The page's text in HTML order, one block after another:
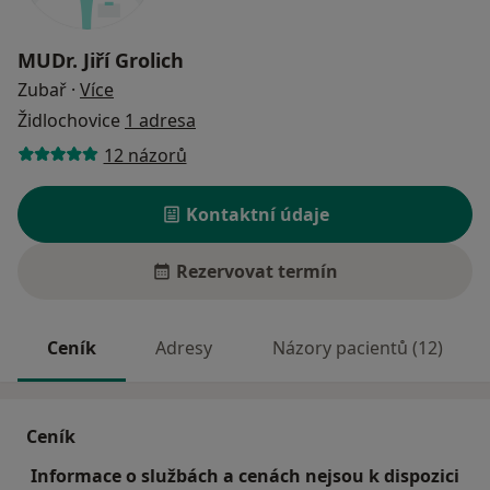
MUDr. Jiří Grolich
Zubař · Více
Židlochovice 1 adresa
12 názorů
Kontaktní údaje
Rezervovat termín
Ceník Adresy Názory pacientů (12)
Ceník
Informace o službách a cenách nejsou k dispozici